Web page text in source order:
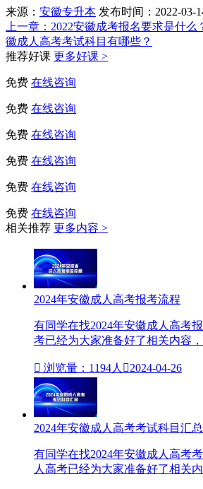
来源： 安徽专升本 发布时间：2022-03-
上一章： 2022安徽成考报名要求是什么
徽成人高考考试科目有哪些？
推荐好课 更多好课 >
免费 在线咨询
免费 在线咨询
免费 在线咨询
免费 在线咨询
免费 在线咨询
免费 在线咨询
相关推荐 更多内容 >
2024年安徽成人高考报考流程
有同学在找2024年安徽成人高考
考已经为大家准备好了相关内容，
 浏览量：1194人 2024-04-26
2024年安徽成人高考考试科目​汇总
有同学在找2024年安徽成人高考
人高考已经为大家准备好了相关